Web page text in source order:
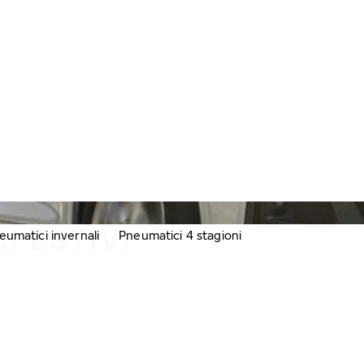
ESTIVI
invernali Pneumatici 4 stagioni